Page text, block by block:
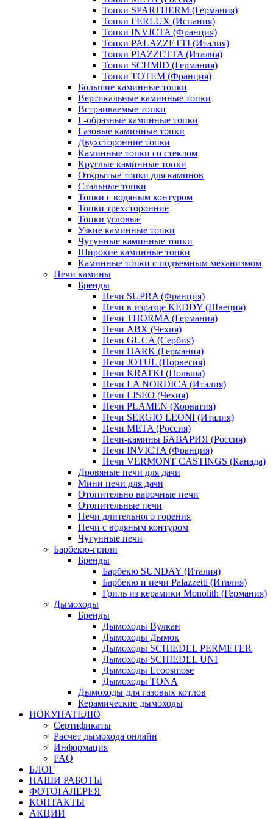
Топки SPARTHERM (Германия)
Топки FERLUX (Испания)
Топки INVICTA (Франция)
Топки PALAZZETTI (Италия)
Топки PIAZZETTA (Италия)
Топки SCHMID (Германия)
Топки TOTEM (Франция)
Большие каминные топки
Вертикальные каминные топки
Встраиваемые топки
Г-образные каминные топки
Газовые каминные топки
Двухсторонние топки
Каминные топки со стеклом
Круглые каминные топки
Открытые топки для каминов
Стальные топки
Топки с водяным контуром
Топки трехсторонние
Топки угловые
Узкие каминные топки
Чугунные каминные топки
Широкие каминные топки
Каминные топки с подъемным механизмом
Печи камины
Бренды
Печи SUPRA (Франция)
Печи в изразце KEDDY (Швеция)
Печи THORMA (Германия)
Печи ABX (Чехия)
Печи GUCA (Сербия)
Печи HARK (Германия)
Печи JOTUL (Норвегия)
Печи KRATKI (Польша)
Печи LA NORDICA (Италия)
Печи LISEO (Чехия)
Печи PLAMEN (Хорватия)
Печи SERGIO LEONI (Италия)
Печи META (Россия)
Печи-камины БАВАРИЯ (Россия)
Печи INVICTA (Франция)
Печи VERMONT CASTINGS (Канада)
Дровяные печи для дачи
Мини печи для дачи
Отопительно варочные печи
Отопительные печи
Печи длительного горения
Печи с водяным контуром
Чугунные печи
Барбекю-грили
Бренды
Барбекю SUNDAY (Италия)
Барбекю и печи Palazzetti (Италия)
Гриль из керамики Monolith (Германия)
Дымоходы
Бренды
Дымоходы Вулкан
Дымоходы Дымок
Дымоходы SCHIEDEL PERMETER
Дымоходы SCHIEDEL UNI
Дымоходы Ecoosmose
Дымоходы TONA
Дымоходы для газовых котлов
Керамические дымоходы
ПОКУПАТЕЛЮ
Сертификаты
Расчет дымохода онлайн
Информация
FAQ
БЛОГ
НАШИ РАБОТЫ
ФОТОГАЛЕРЕЯ
КОНТАКТЫ
АКЦИИ